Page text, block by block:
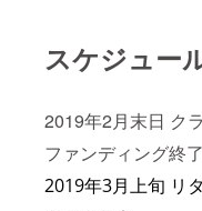
スケジュー
2019年2月末日 ク
ファンディング終了
2019年3月上旬 リ